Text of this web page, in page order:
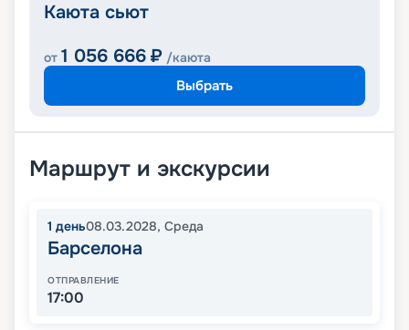
Каюта сьют
от 1 056 666 ₽ /каюта
Выбрать
Маршрут и экскурсии
1 день08.03.2028, Среда
Барселона
ОТПРАВЛЕНИЕ
17:00